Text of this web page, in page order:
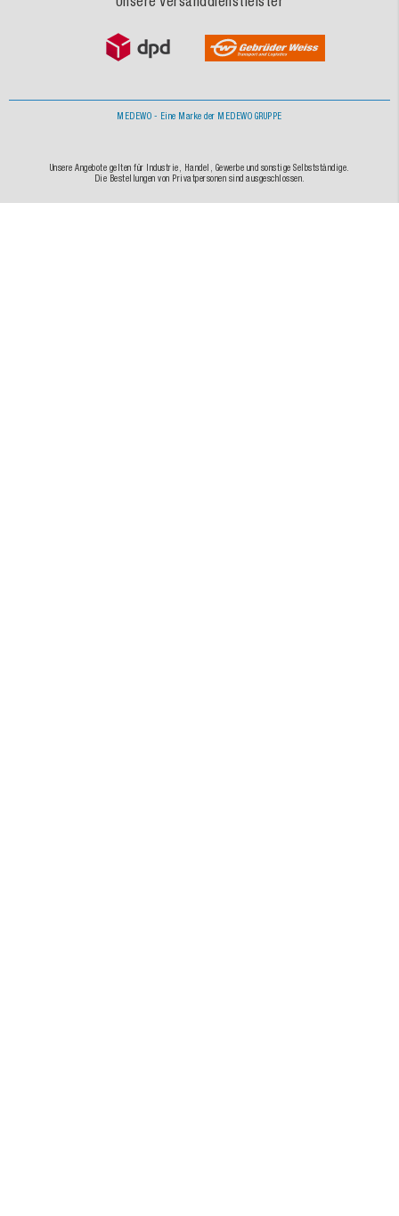
MEDEWO - Eine Marke der MEDEWO GRUPPE
Unsere Angebote gelten für Industrie, Handel, Gewerbe und sonstige Selbstständige.
Die Bestellungen von Privatpersonen sind ausgeschlossen.